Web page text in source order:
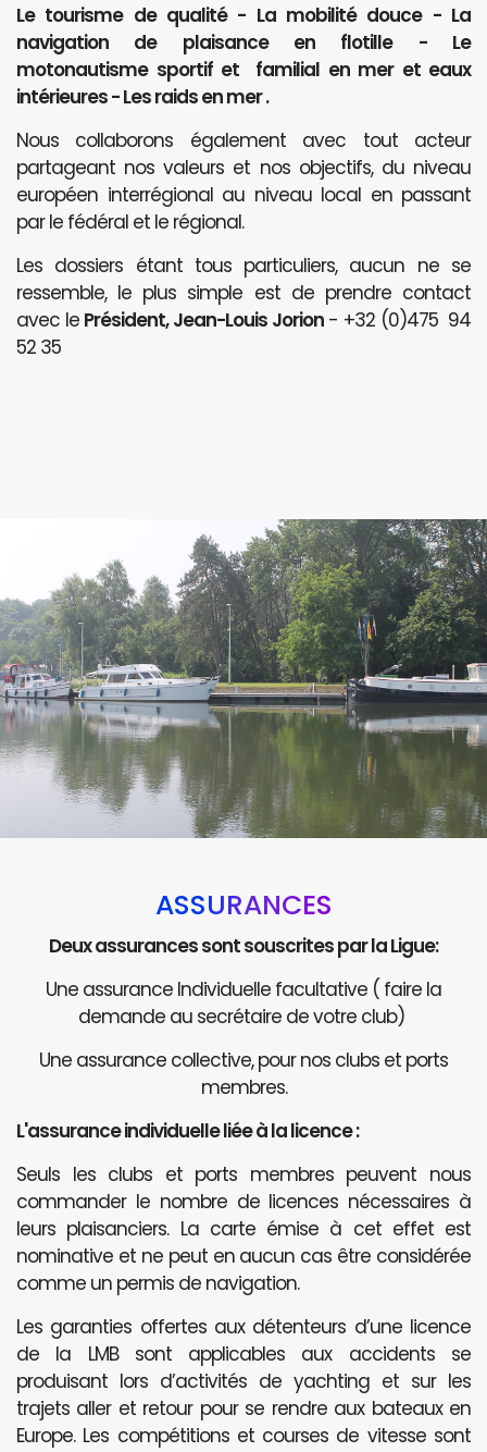
Le tourisme de qualité - La mobilité douce - La
navigation de plaisance en flotille - Le
motonautisme sportif et familial en mer et eaux
intérieures - Les raids en mer .
Nous collaborons également avec tout acteur
partageant nos valeurs et nos objectifs, du niveau
européen interrégional au niveau local en passant
par le fédéral et le régional.
Les dossiers étant tous particuliers, aucun ne se
ressemble, le plus simple est de prendre contact
avec le Président, Jean-Louis Jorion- +32 (0)475 94
52 35
ASSURANCES
Deux assurances sont souscrites par la Ligue:
Une assurance Individuelle facultative ( faire la
demande au secrétaire de votre club)
Une assurance collective, pour nos clubs et ports
membres.
L'assurance individuelle liée à la licence :
Seuls les clubs et ports membres peuvent nous
commander le nombre de licences nécessaires à
leurs plaisanciers. La carte émise à cet effet est
nominative et ne peut en aucun cas être considérée
comme un permis de navigation.
Les garanties offertes aux détenteurs d’une licence
de la LMB sont applicables aux accidents se
produisant lors d’activités de yachting et sur les
trajets aller et retour pour se rendre aux bateaux en
Europe. Les compétitions et courses de vitesse sont